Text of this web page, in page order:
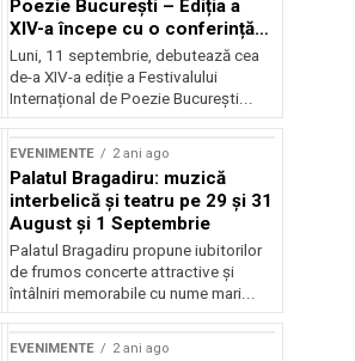
Poezie București – Ediția a
XIV-a începe cu o conferință
despre limba română
susținută de Marco Lucchesi
Luni, 11 septembrie, debutează cea
de-a XIV-a ediție a Festivalului
Internațional de Poezie București...
EVENIMENTE 2 ani ago
Palatul Bragadiru: muzică
interbelică şi teatru pe 29 şi 31
August şi 1 Septembrie
Palatul Bragadiru propune iubitorilor
de frumos concerte attractive şi
întâlniri memorabile cu nume mari...
EVENIMENTE 2 ani ago